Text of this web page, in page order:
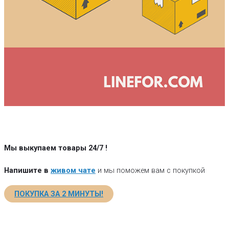
Мы выкупаем товары 24/7 !
Напишите в живом чате и мы поможем вам с покупкой
ПОКУПКА ЗА 2 МИНУТЫ!